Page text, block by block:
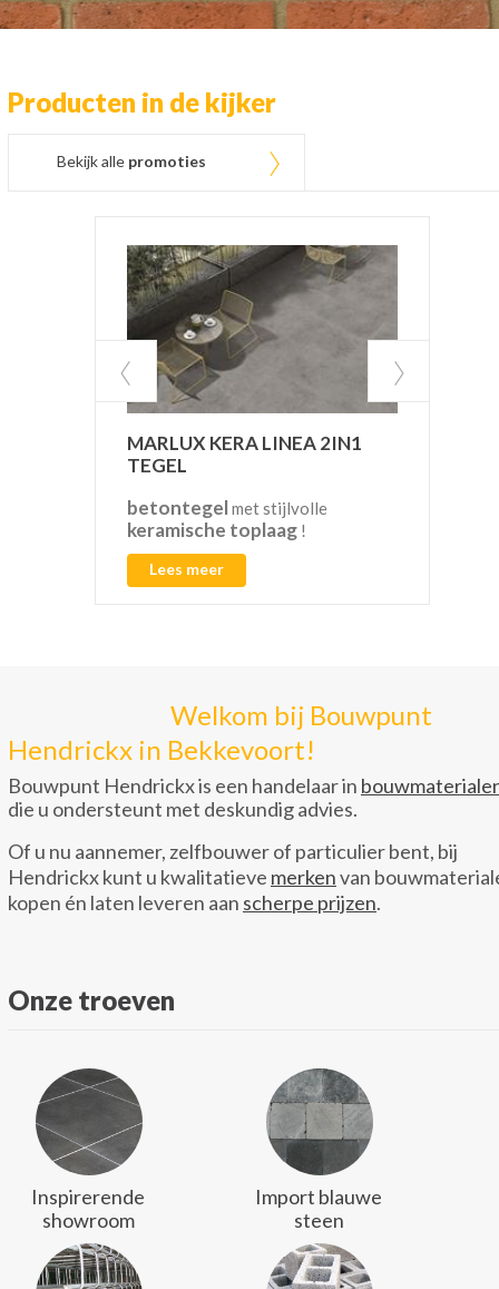
Producten in de kijker
Bekijk alle promoties
MARLUX KERA LINEA 2IN1
TEGEL
betontegelmet stijlvolle
keramische toplaag !
Lees meer
Welkom bij Bouwpunt
Hendrickx in Bekkevoort!
Bouwpunt Hendrickx is een handelaar in
die u ondersteunt met deskundig advies.
Of u nu aannemer, zelfbouwer of particulier bent, bij
Hendrickx kunt u kwalitatieve merkenvan
kopen én laten leveren aan scherpe prijzen.
Onze troeven
Inspirerende
showroom
Import blauwe
steen